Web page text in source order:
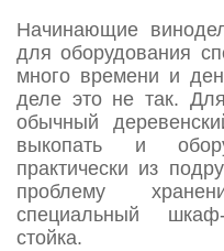
Начинающие
для оборудования
много времени и
деле это не так.
обычный
выкопать и
практически из
проблему
специальный
стойка.